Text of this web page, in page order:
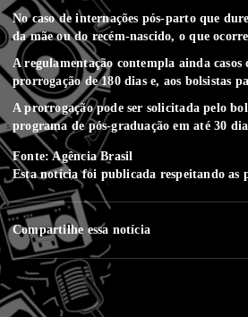
No caso de internações pós-parto que
da mãe ou do recém-nascido, o que
A regulamentação contempla ainda
prorrogação de 180 dias e, aos bolsistas
A prorrogação pode ser solicitada pelo
programa de pós-graduação em até 30
Fonte: Agência Brasil
Esta notícia foi publicada respeitando as
Compartilhe essa notícia